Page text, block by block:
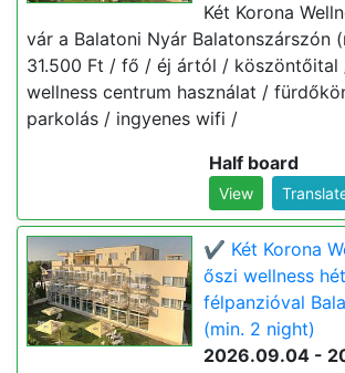
Két Korona
vár a Balatoni Nyár Balatonszárszón
31.500 Ft / fő / éj ártól /
wellness centrum használat /
parkolás / ingyenes wifi /
Half board
View
✔️ Két Korona
őszi wellness
félpanzióval
(min. 2 night)
2026.09.04 -